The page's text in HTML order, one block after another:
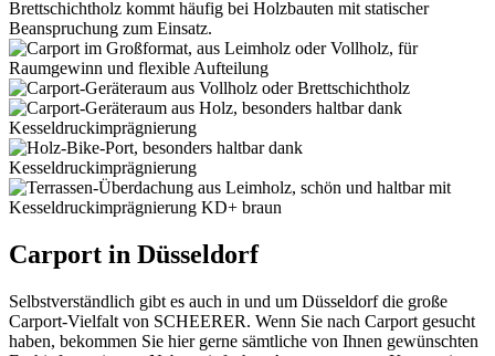
Carport in Düsseldorf
Selbstverständlich gibt es auch in und um Düsseldorf die große
Carport-Vielfalt von SCHEERER. Wenn Sie nach Carport gesucht
haben, bekommen Sie hier gerne sämtliche von Ihnen gewünschten